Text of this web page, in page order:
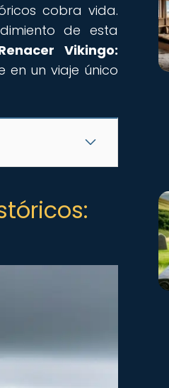
cobra vida.
de esta
Vikingo:
en un viaje único